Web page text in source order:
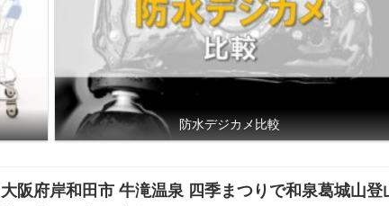
防水デジカメ比較
大阪府岸和田市 牛滝温泉 四季まつりで和泉葛城山登